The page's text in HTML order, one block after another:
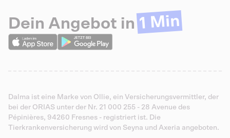
Dein Angebot in 1 Min
Dalma ist eine Marke von Ollie, ein Versicherungsvermittler, der
bei der ORIAS unter der Nr. 21 000 255 - 28 Avenue des
Pépinières, 94260 Fresnes - registriert ist. Die
Tierkrankenversicherung wird von Seyna und Axeria angeboten.